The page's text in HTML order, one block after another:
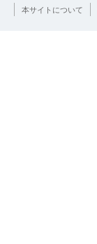
本サイトについて